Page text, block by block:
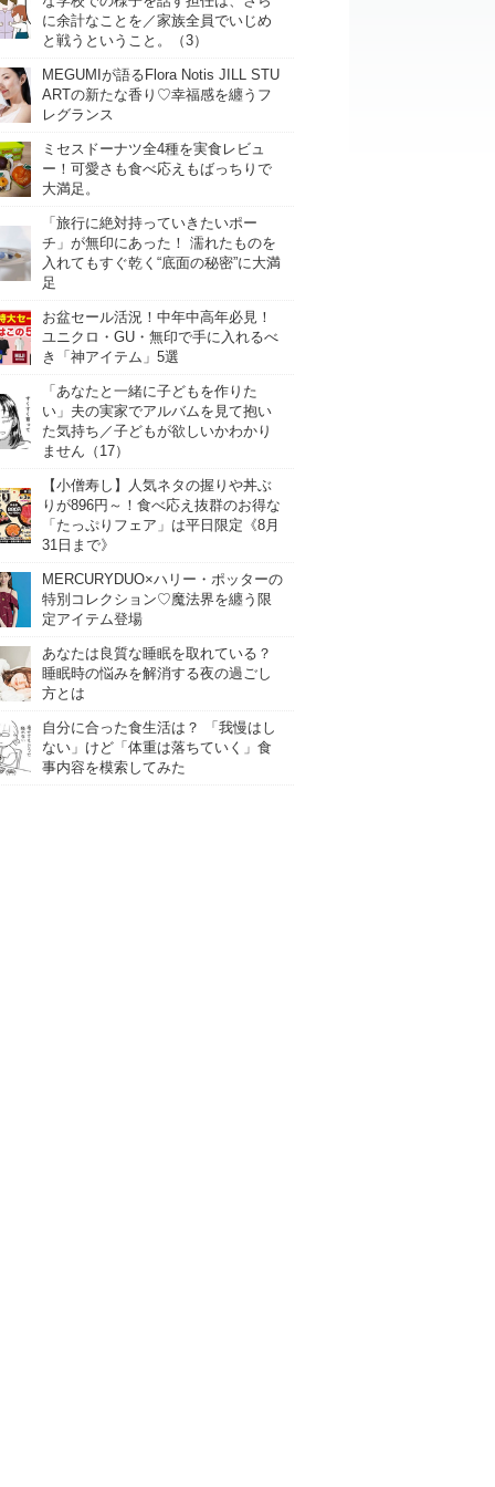
に余計なことを／家族全員でいじめ
と戦うということ。（3）
MEGUMIが語るFlora Notis JILL STU
ARTの新たな香り♡幸福感を纏うフ
レグランス
ミセスドーナツ全4種を実食レビュ
ー！可愛さも食べ応えもばっちりで
大満足。
「旅行に絶対持っていきたいポー
チ」が無印にあった！ 濡れたものを
入れてもすぐ乾く“底面の秘密”に大満
足
お盆セール活況！中年中高年必見！
ユニクロ・GU・無印で手に入れるべ
き「神アイテム」5選
「あなたと一緒に子どもを作りた
い」夫の実家でアルバムを見て抱い
た気持ち／子どもが欲しいかわかり
ません（17）
【小僧寿し】人気ネタの握りや丼ぶ
りが896円～！食べ応え抜群のお得な
「たっぷりフェア」は平日限定《8月
31日まで》
MERCURYDUO×ハリー・ポッターの
特別コレクション♡魔法界を纏う限
定アイテム登場
あなたは良質な睡眠を取れている？
睡眠時の悩みを解消する夜の過ごし
方とは
自分に合った食生活は？ 「我慢はし
ない」けど「体重は落ちていく」食
事内容を模索してみた